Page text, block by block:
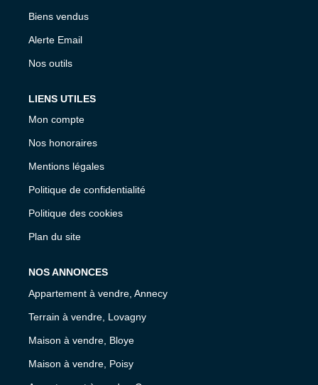
Biens vendus
Alerte Email
Nos outils
LIENS UTILES
Mon compte
Nos honoraires
Mentions légales
Politique de confidentialité
Politique des cookies
Plan du site
NOS ANNONCES
Appartement à vendre, Annecy
Terrain à vendre, Lovagny
Maison à vendre, Bloye
Maison à vendre, Poisy